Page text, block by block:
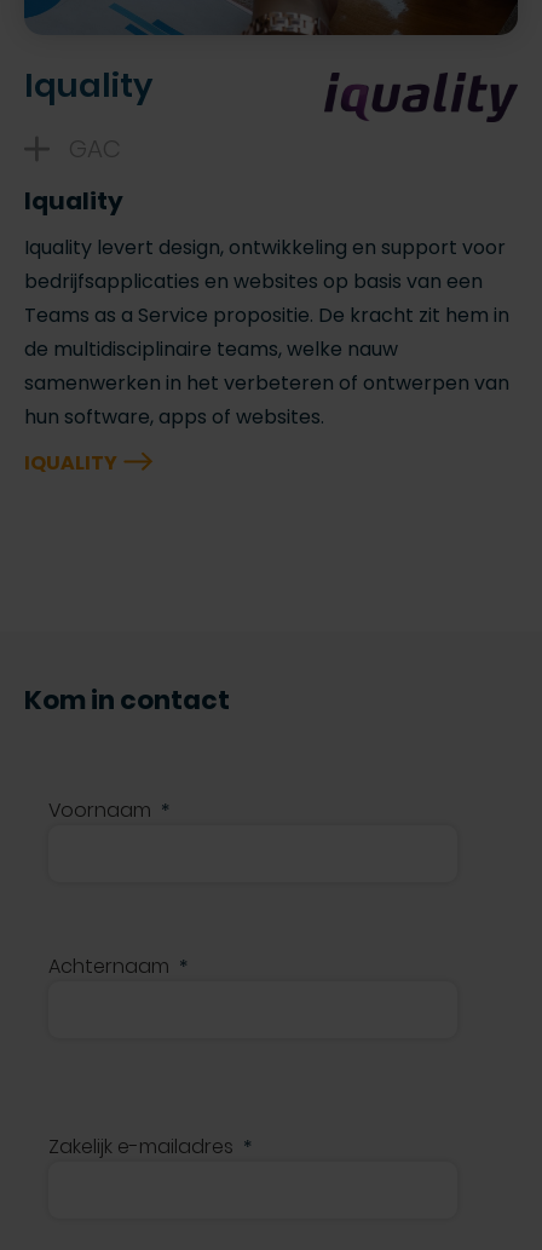
Iquality
Iquality
Iquality levert design, ontwikkeling en support voor
bedrijfsapplicaties en websites op basis van een
Teams as a Service propositie. De kracht zit hem in
de multidisciplinaire teams, welke nauw
samenwerken in het verbeteren of ontwerpen van
hun software, apps of websites.
IQUALITY
Kom in contact
Voornaam
Achternaam
Zakelijk e-mailadres